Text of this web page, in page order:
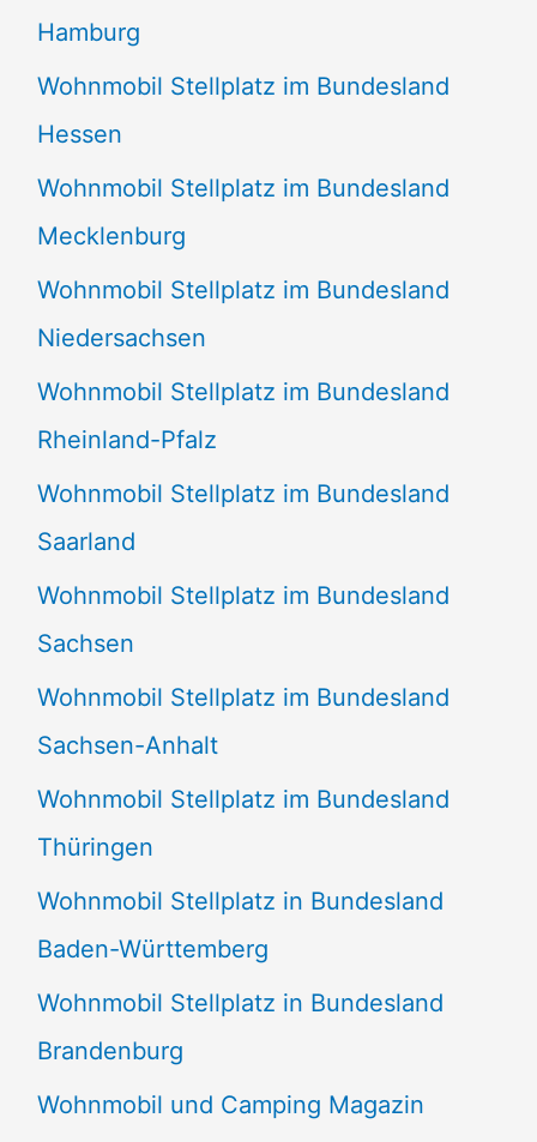
Hamburg
Wohnmobil Stellplatz im Bundesland
Hessen
Wohnmobil Stellplatz im Bundesland
Mecklenburg
Wohnmobil Stellplatz im Bundesland
Niedersachsen
Wohnmobil Stellplatz im Bundesland
Rheinland-Pfalz
Wohnmobil Stellplatz im Bundesland
Saarland
Wohnmobil Stellplatz im Bundesland
Sachsen
Wohnmobil Stellplatz im Bundesland
Sachsen-Anhalt
Wohnmobil Stellplatz im Bundesland
Thüringen
Wohnmobil Stellplatz in Bundesland
Baden-Württemberg
Wohnmobil Stellplatz in Bundesland
Brandenburg
Wohnmobil und Camping Magazin